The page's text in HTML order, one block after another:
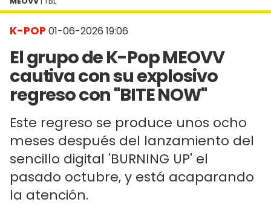
K-POP 01-06-2026 19:06
El grupo de K-Pop MEOVV
cautiva con su explosivo
regreso con "BITE NOW"
Este regreso se produce unos ocho
meses después del lanzamiento del
sencillo digital 'BURNING UP' el
pasado octubre, y está acaparando
la atención.